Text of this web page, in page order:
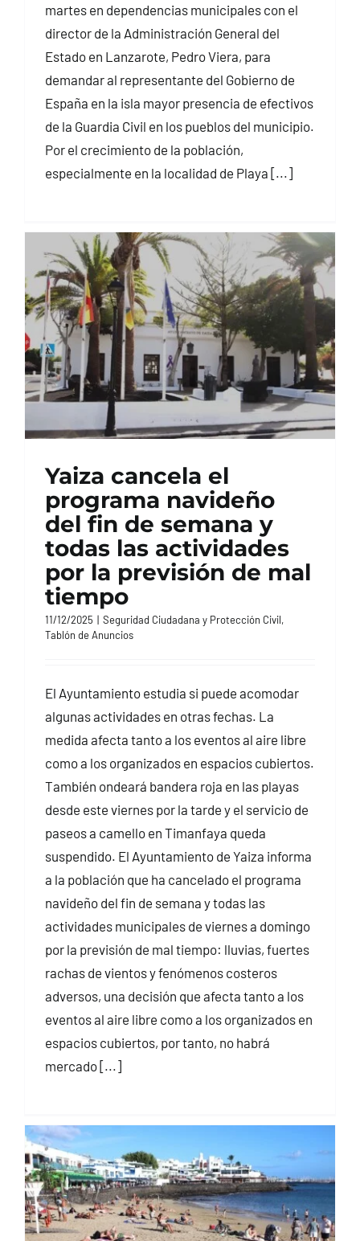
martes en dependencias municipales con el
director de la Administración General del
Estado en Lanzarote, Pedro Viera, para
demandar al representante del Gobierno de
España en la isla mayor presencia de efectivos
de la Guardia Civil en los pueblos del municipio.
Por el crecimiento de la población,
especialmente en la localidad de Playa [...]
Yaiza cancela el
programa navideño
del fin de semana y
todas las actividades
por la previsión de mal
tiempo
11/12/2025 | Seguridad Ciudadana y Protección Civil,
Tablón de Anuncios
El Ayuntamiento estudia si puede acomodar
algunas actividades en otras fechas. La
medida afecta tanto a los eventos al aire libre
como a los organizados en espacios cubiertos.
También ondeará bandera roja en las playas
desde este viernes por la tarde y el servicio de
paseos a camello en Timanfaya queda
suspendido. El Ayuntamiento de Yaiza informa
a la población que ha cancelado el programa
navideño del fin de semana y todas las
actividades municipales de viernes a domingo
por la previsión de mal tiempo: lluvias, fuertes
rachas de vientos y fenómenos costeros
adversos, una decisión que afecta tanto a los
eventos al aire libre como a los organizados en
espacios cubiertos, por tanto, no habrá
mercado [...]